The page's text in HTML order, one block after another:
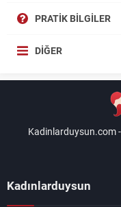
PRATIK BILGILER
DIĞER
Kadinlarduysun.com -
Kadınlarduysun